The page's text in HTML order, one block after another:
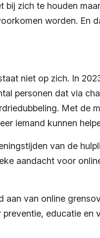
bij zich te houden
worden. En
niet op zich. In
personen dat via
Met de
iemand kunnen
van de
aandacht voor
van online
educatie en